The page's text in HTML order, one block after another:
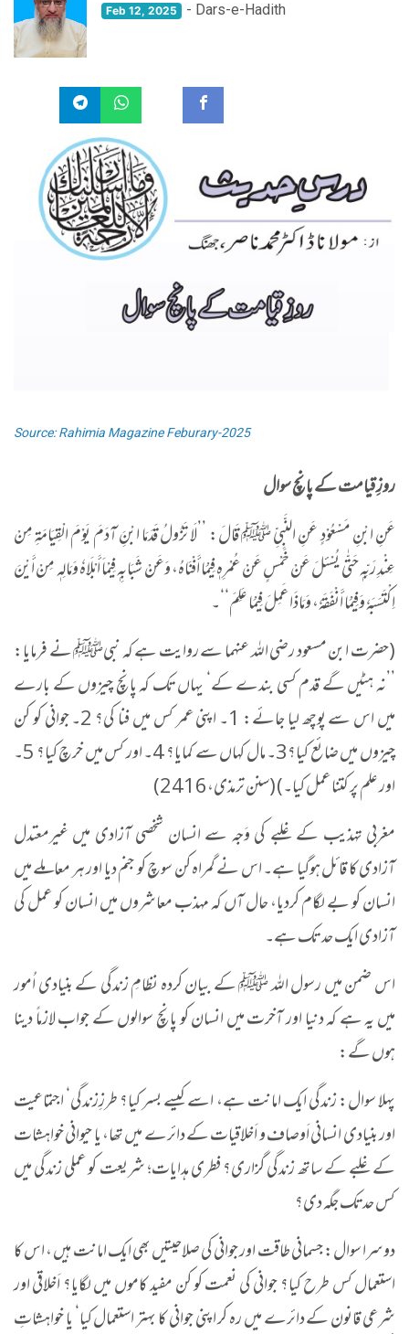
Feb 12, 2025 - Dars-e-Hadith
Source: Rahimia Magazine Feburary-2025
روزِ قیامت کے پانچ سوال
عَنِ ابْنِ مَسْعُوْدٍ عَنِ النَّبِيِّ ﷺ قَالَ: ’’لَا تَزُولُ قَدَمَا ابْنَِ آدَمَ یَوْمَ الْقِیَامَۃِ مِنْ
عِنْدِ رَبِّہٖ حَتّٰی یُسْئلَ عَنْ خَمْسٍ عَنْ عُمْرِہٖ فِیْمَا أَفْنَاہُ، وَعَنْ شَبَابِہٖ فِیْماَ أَبْلَاہٗ وَمَالِہٖ مِنْ أَیْنَ
اِکْتَسَبَہٗ وَفِیْمَا أَنْفَقَہٗ، وَمَاذَا عَمِلَ فِیْمَا عَلِمَ‘‘۔
(حضرت ابن مسعود رضی اللہ عنہما سے روایت ہے کہ نبیﷺ نے فرمایا:
’’نہ ہٹیں گے قدم کسی بندے کے‘ یہاں تک کہ پانچ چیزوں کے بارے
میں اس سے پوچھ لیا جائے: 1۔ اپنی عمر کس میں فنا کی؟ 2۔ جوانی کو کن
چیزوں میں ضائع کیا؟3۔ مال کہاں سے کمایا؟ 4۔ اور کس میں خرچ کیا؟ 5۔
اور علم پر کتنا عمل کیا۔) (سنن ترمذی،2416)
مغربی تہذیب کے غلبے کی وَجہ سے انسان شخصی آزادی میں غیرمعتدل
آزادی کا قائل ہوگیا ہے۔ اس نے گمراہ کن سوچ کو جنم دیا اور ہر معاملے میں
انسان کو بے لگام کردیا، حال آں کہ مہذب معاشروں میں انسان کو عمل کی
آزادی ایک حد تک ہے۔
اس ضمن میں رسول اللہ ﷺ کے بیان کردہ نظامِ زندگی کے بنیادی اُمور
میں یہ ہے کہ دنیا اور آخرت میں انسان کو پانچ سوالوں کے جواب لازماً دینا
ہوں گے:
پہلا سوال: زندگی ایک امانت ہے، اسے کیسے بسر کیا؟ طرزِزندگی‘ اجتماعیت
اور بنیادی انسانی اَوصاف و اَخلاقیات کے دائرے میں تھا، یا حیوانی خواہشات
کے غلبے کے ساتھ زندگی گزاری؟ فطری ہدایات؛ شریعت کو عملی زندگی میں
کس حدتک جگہ دی؟
دوسرا سوال: جسمانی طاقت اور جوانی کی صلاحیتیں بھی ایک امانت ہیں ، اس کا
استعمال کس طرح کیا؟ جوانی کی نعمت کو کن مفید کاموں میں لگایا؟ اَخلاقی اور
شرعی قانون کے دائرے میں رہ کر اپنی جوانی کا بہتر استعمال کیا‘ یا خواہشاتِ